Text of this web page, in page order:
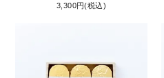
3,300円(税込)